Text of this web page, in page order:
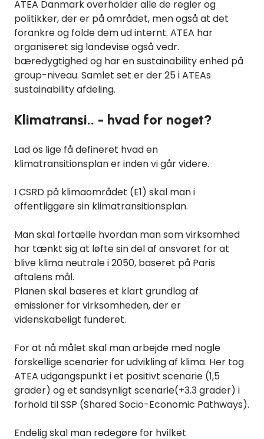
ATEA Danmark overholder alle de regler og
politikker, der er på området, men også at det
forankre og folde dem ud internt. ATEA har
organiseret sig landevise også vedr.
bæredygtighed og har en sustainability enhed på
group-niveau. Samlet set er der 25 i ATEAs
sustainability afdeling.
Klimatransi.. - hvad for noget?
Lad os lige få defineret hvad en
klimatransitionsplan er inden vi går videre.
I CSRD på klimaområdet (E1) skal man i
offentliggøre sin klimatransitionsplan.
Man skal fortælle hvordan man som virksomhed
har tænkt sig at løfte sin del af ansvaret for at
blive klima neutrale i 2050, baseret på Paris
aftalens mål.
Planen skal baseres et klart grundlag af
emissioner for virksomheden, der er
videnskabeligt funderet.
For at nå målet skal man arbejde med nogle
forskellige scenarier for udvikling af klima. Her tog
ATEA udgangspunkt i et positivt scenarie (1,5
grader) og et sandsynligt scenarie(+3.3 grader) i
forhold til SSP (Shared Socio-Economic Pathways).
Endelig skal man redegøre for hvilket